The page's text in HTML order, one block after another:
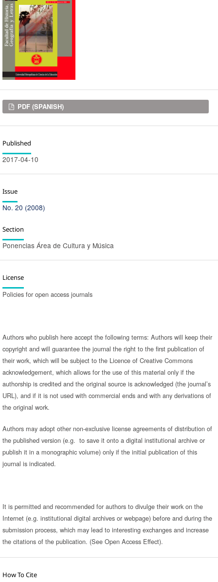
Downloads
PDF (SPANISH)
Published
2017-04-10
Issue
No. 20 (2008)
Section
Ponencias Área de Cultura y Música
License
Policies for open access journals
Authors who publish here accept the following terms: Authors will keep their
copyright and will guarantee the journal the right to the first publication of
their work, which will be subject to the Licence of Creative Commons
acknowledgement, which allows for the use of this material only if the
authorship is credited and the original source is acknowledged (the journal’s
URL), and if it is not used with commercial ends and with any derivations of
the original work.
Authors may adopt other non-exclusive license agreements of distribution of
the published version (e.g. to save it onto a digital institutional archive or
publish it in a monographic volume) only if the initial publication of this
journal is indicated.
It is permitted and recommended for authors to divulge their work on the
Internet (e.g. institutional digital archives or webpage) before and during the
submission process, which may lead to interesting exchanges and increase
the citations of the publication. (See Open Access Effect).
How To Cite